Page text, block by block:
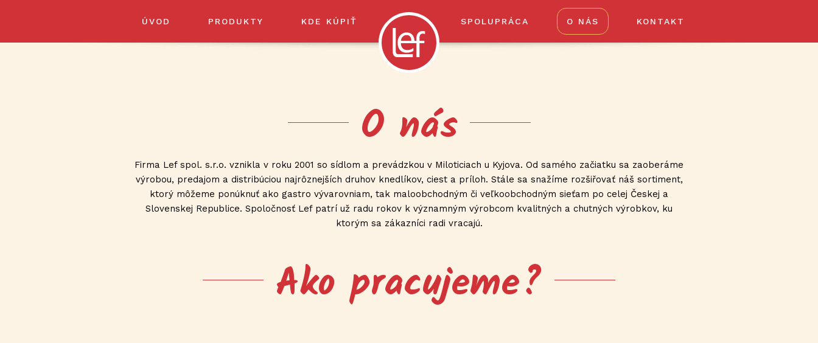
ÚVOD PRODUKTY KDE KÚPIŤ SPOLUPRÁCA O NÁS KONTAKT
O nás
Firma Lef spol. s.r.o. vznikla v roku 2001 so sídlom a prevádzkou v Miloticiach u Kyjova. Od samého začiatku sa zaoberáme
výrobou, predajom a distribúciou najrôznejších druhov knedlíkov, ciest a príloh. Stále sa snažíme rozšiřovať náš sortiment,
ktorý môžeme ponúknuť ako gastro vývarovniam, tak maloobchodným či veľkoobchodným sieťam po celej Českej a
Slovenskej Republice. Spoločnosť Lef patrí už radu rokov k významným výrobcom kvalitných a chutných výrobkov, ku
ktorým sa zákazníci radi vracajú.
Ako pracujeme?